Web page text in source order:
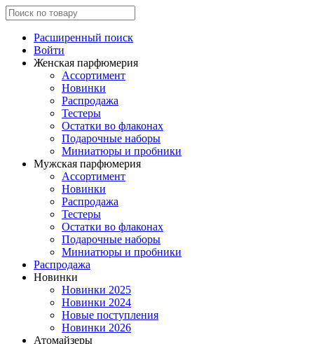
Расширенный поиск
Войти
Женская парфюмерия
Ассортимент
Новинки
Распродажа
Тестеры
Остатки во флаконах
Подарочные наборы
Миниатюры и пробники
Мужская парфюмерия
Ассортимент
Новинки
Распродажа
Тестеры
Остатки во флаконах
Подарочные наборы
Миниатюры и пробники
Распродажа
Новинки
Новинки 2025
Новинки 2024
Новые поступления
Новинки 2026
Атомайзеры